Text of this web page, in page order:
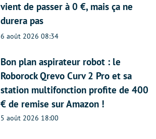
vient de passer à 0 €, mais ça ne
durera pas
6 août 2026 08:34
Bon plan aspirateur robot : le
Roborock Qrevo Curv 2 Pro et sa
station multifonction profite de 400
€ de remise sur Amazon !
5 août 2026 18:00